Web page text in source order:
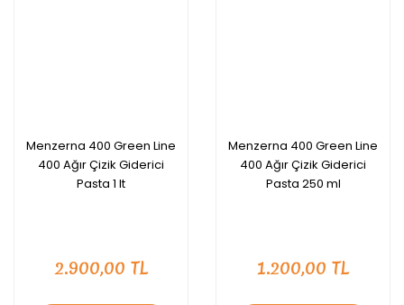
Menzerna 400 Green Line
400 Ağır Çizik Giderici
Pasta 1 lt
2.900,00 TL
Menzerna 400 Green Line
400 Ağır Çizik Giderici
Pasta 250 ml
1.200,00 TL